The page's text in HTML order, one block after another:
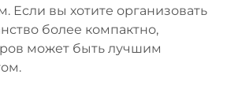
Если вы хотите организовать
более компактно,
может быть лучшим